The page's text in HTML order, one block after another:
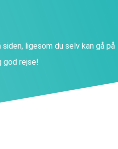
ligesom du selv kan gå på
god rejse!